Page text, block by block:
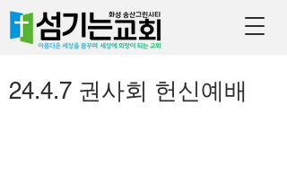
24.4.7 권사회 헌신예배